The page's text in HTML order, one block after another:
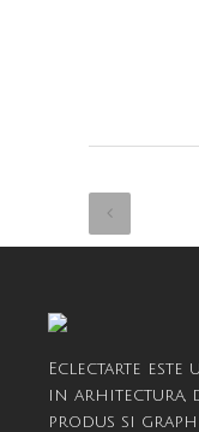
Eclectarte
in arhitectura,
produs si